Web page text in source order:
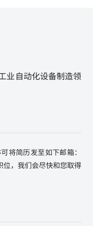
业自动化设备制造领
将简历发至如下邮箱：
，我们会尽快和您取得